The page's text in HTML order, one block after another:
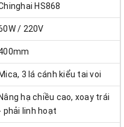
HS868
/ 220V
Mica, 3 lá cánh kiểu tai voi
Nâng hạ chiều cao, xoay trái
phải linh hoạt